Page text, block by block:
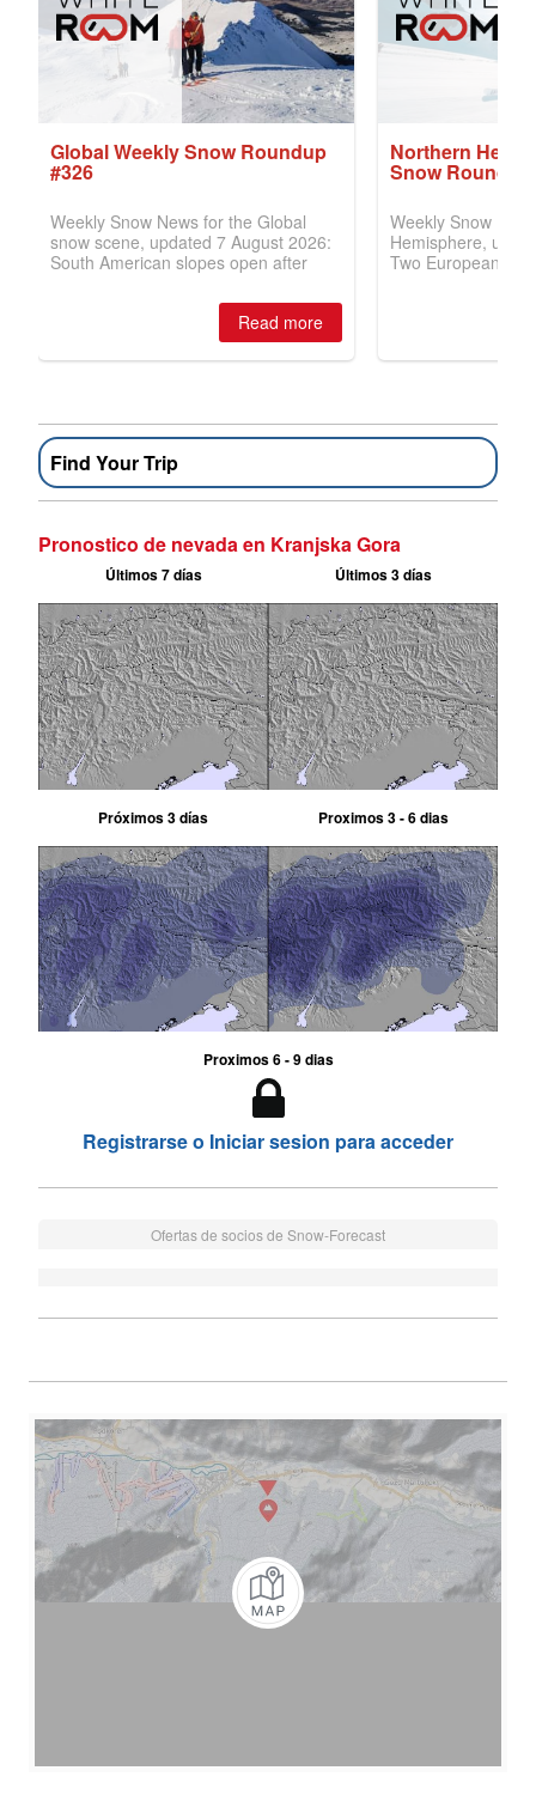
Find Your Trip
Pronostico de nevada en Kranjska Gora
Últimos 7 días Últimos 3 días
Próximos 3 días Proximos 3 - 6 dias
Proximos 6 - 9 dias
Registrarse o Iniciar sesion para acceder
Ofertas de socios de Snow-Forecast